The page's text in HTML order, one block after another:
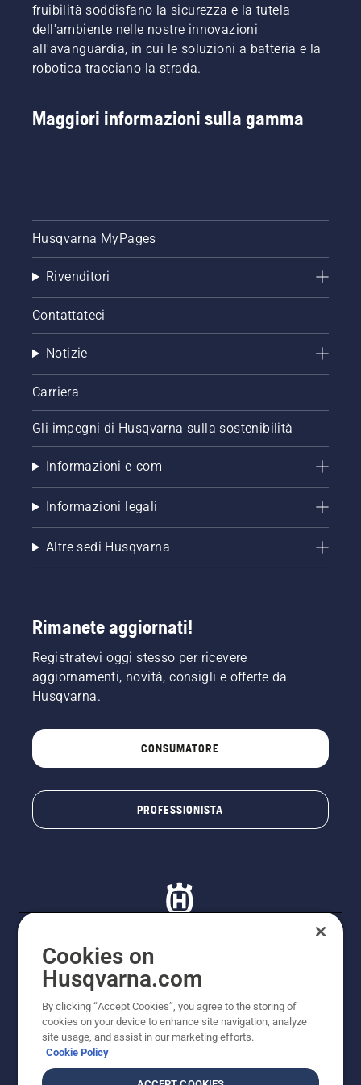
nel
modo
più
sicuro ed
fruibilità soddisfano la sicurezza e la tutela
dell'ambiente nelle nostre innovazioni
all'avanguardia, in cui le soluzioni a batteria e la
robotica tracciano la strada.
Maggiori informazioni sulla gamma
Husqvarna MyPages
Rivenditori
Contattateci
Notizie
Carriera
Gli impegni di Husqvarna sulla sostenibilità
Informazioni e-com
Informazioni legali
Altre sedi Husqvarna
Rimanete aggiornati!
Registratevi oggi stesso per ricevere
aggiornamenti, novità, consigli e offerte da
Husqvarna.
CONSUMATORE
PROFESSIONISTA
© Husqvarna AB (publ). Tutti i diritti riservati. I prezzi
Husqvarna Schweiz AG per i rivenditori specializzati
aderenti all’iniziativa, prezzi in CHF comprensivi di IVA
all’ 8,1% e TRA. Con riserva di modifica. Tutti i prezzi
indicati sono prezzi al dettaglio consigliati (IVA inclusa),
a meno che il prodotto non sia disponibile per l'acquisto
Cookies on
Husqvarna.com
By clicking “Accept Cookies”, you agree to the storing of
cookies on your device to enhance site navigation, analyze
site usage, and assist in our marketing efforts.
Cookie Policy